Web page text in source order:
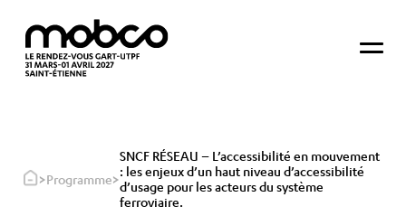
>Programme>
SNCF RÉSEAU – L’accessibilité en mouvement
: les enjeux d’un haut niveau d’accessibilité
d’usage pour les acteurs du système
ferroviaire.